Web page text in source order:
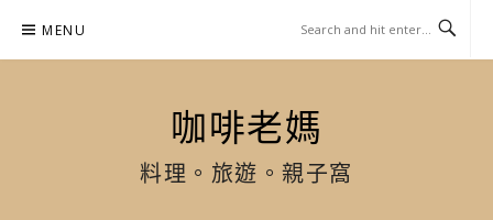
content
MENU
咖啡老媽
料理。旅遊。親子窩